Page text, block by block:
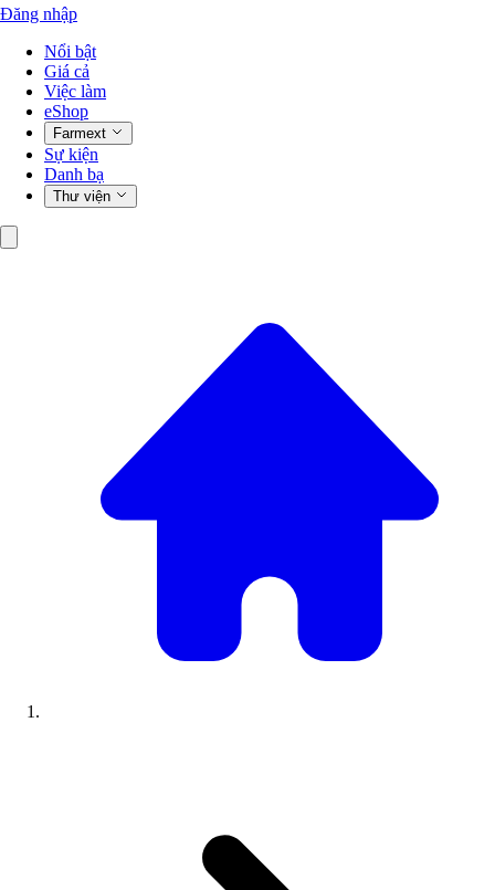
Đăng nhập
Nổi bật
Giá cả
Việc làm
eShop
Farmext
Sự kiện
Danh bạ
Thư viện